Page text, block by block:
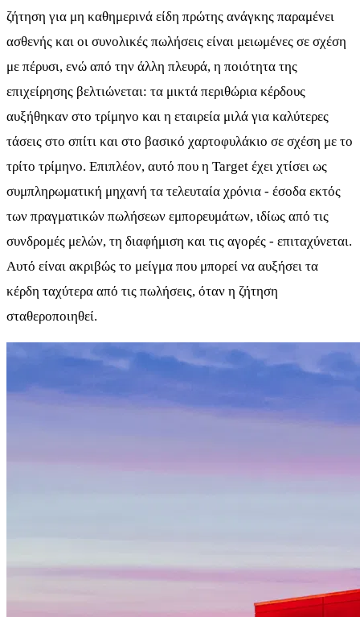
ζήτηση για μη καθημερινά είδη πρώτης ανάγκης παραμένει
ασθενής και οι συνολικές πωλήσεις είναι μειωμένες σε σχέση
με πέρυσι, ενώ από την άλλη πλευρά, η ποιότητα της
επιχείρησης βελτιώνεται: τα μικτά περιθώρια κέρδους
αυξήθηκαν στο τρίμηνο και η εταιρεία μιλά για καλύτερες
τάσεις στο σπίτι και στο βασικό χαρτοφυλάκιο σε σχέση με το
τρίτο τρίμηνο. Επιπλέον, αυτό που η Target έχει χτίσει ως
συμπληρωματική μηχανή τα τελευταία χρόνια - έσοδα εκτός
των πραγματικών πωλήσεων εμπορευμάτων, ιδίως από τις
συνδρομές μελών, τη διαφήμιση και τις αγορές - επιταχύνεται.
Αυτό είναι ακριβώς το μείγμα που μπορεί να αυξήσει τα
κέρδη ταχύτερα από τις πωλήσεις, όταν η ζήτηση
σταθεροποιηθεί.